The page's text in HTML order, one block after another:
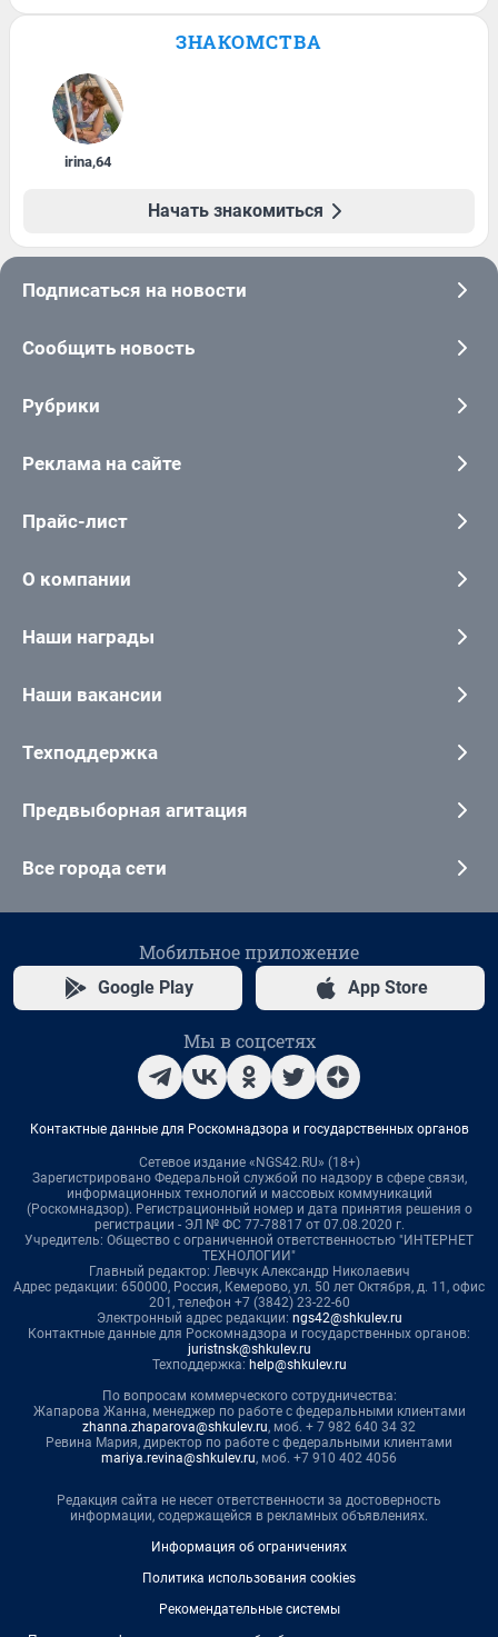
ЗНАКОМСТВА
irina,64
Начать знакомиться
Подписаться на новости
Сообщить новость
Рубрики
Реклама на сайте
Прайс-лист
О компании
Наши награды
Наши вакансии
Техподдержка
Предвыборная агитация
Все города сети
Мобильное приложение
Google Play App Store
Мы в соцсетях
Контактные данные для Роскомнадзора и государственных органов
Сетевое издание «NGS42.RU» (18+)
Зарегистрировано Федеральной службой по надзору в сфере связи,
информационных технологий и массовых коммуникаций
(Роскомнадзор). Регистрационный номер и дата принятия решения о
регистрации - ЭЛ № ФС 77-78817 от 07.08.2020 г.
Учредитель: Общество с ограниченной ответственностью "ИНТЕРНЕТ
ТЕХНОЛОГИИ"
Главный редактор: Левчук Александр Николаевич
Адрес редакции: 650000, Россия, Кемерово, ул. 50 лет Октября, д. 11, офис
201, телефон +7 (3842) 23-22-60
Электронный адрес редакции: ngs42@shkulev.ru
Контактные данные для Роскомнадзора и государственных органов:
juristnsk@shkulev.ru
Техподдержка: help@shkulev.ru
По вопросам коммерческого сотрудничества:
Жапарова Жанна, менеджер по работе с федеральными клиентами
zhanna.zhaparova@shkulev.ru, моб. + 7 982 640 34 32
Ревина Мария, директор по работе с федеральными клиентами
mariya.revina@shkulev.ru, моб. +7 910 402 4056
Редакция сайта не несет ответственности за достоверность
информации, содержащейся в рекламных объявлениях.
Информация об ограничениях
Политика использования cookies
Рекомендательные системы